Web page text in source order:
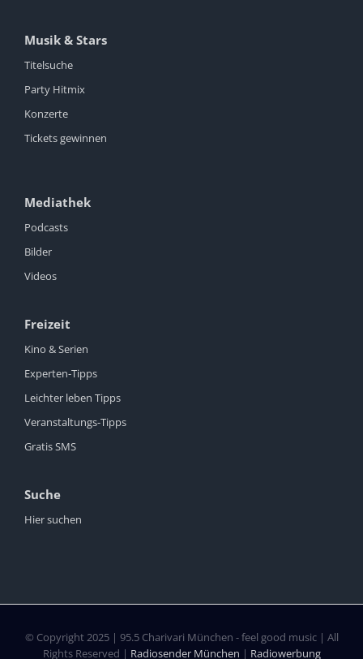
Musik & Stars
Titelsuche
Party Hitmix
Konzerte
Tickets gewinnen
Mediathek
Podcasts
Bilder
Videos
Freizeit
Kino & Serien
Experten-Tipps
Leichter leben Tipps
Veranstaltungs-Tipps
Gratis SMS
Suche
Hier suchen
© Copyright 2025 | 95.5 Charivari München - feel good music | All
Rights Reserved | Radiosender München | Radiowerbung